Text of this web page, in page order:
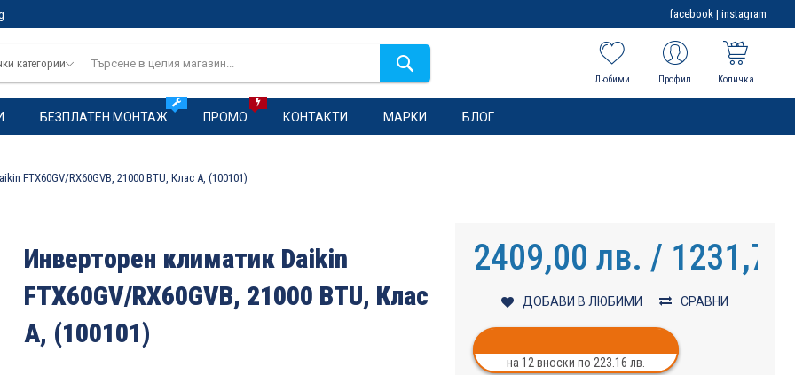
facebook | instagram
категории
Любими Профил Количка
БЕЗПЛАТЕН МОНТАЖ ПРОМО КОНТАКТИ МАРКИ БЛОГ
FTX60GV/RX60GVB, 21000 BTU, Клас A, (100101)
Инверторен климатик Daikin
FTX60GV/RX60GVB, 21000 BTU, Клас
A, (100101)
2409,00 лв. / 1231,70
ДОБАВИ В ЛЮБИМИ СРАВНИ
на 12 вноски по 223.16 лв.